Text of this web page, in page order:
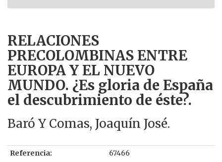
RELACIONES
PRECOLOMBINAS ENTRE
EUROPA Y EL NUEVO
MUNDO. ¿Es gloria de España
el descubrimiento de éste?.
Baró Y Comas, Joaquín José.
Referencia: 67466